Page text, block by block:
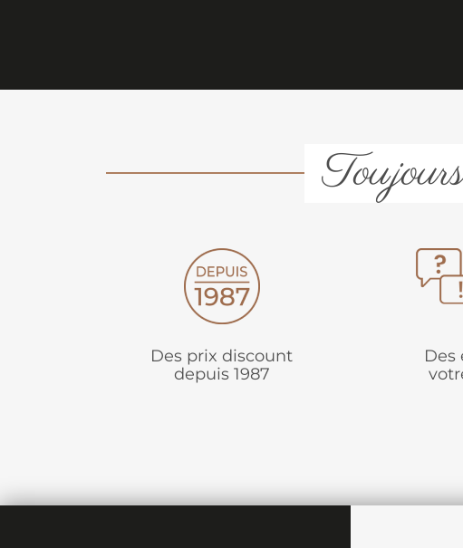
Des prix discount
depuis 1987
Des